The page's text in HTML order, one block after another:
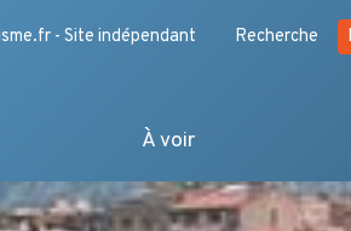
- Site indépendant Recherche
À voir